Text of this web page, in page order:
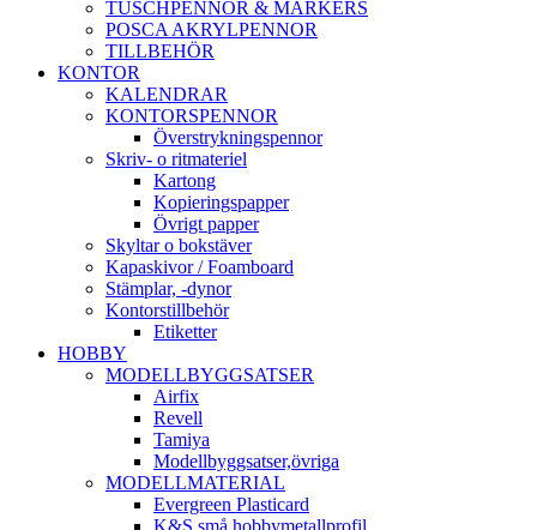
TUSCHPENNOR & MARKERS
POSCA AKRYLPENNOR
TILLBEHÖR
KONTOR
KALENDRAR
KONTORSPENNOR
Överstrykningspennor
Skriv- o ritmateriel
Kartong
Kopieringspapper
Övrigt papper
Skyltar o bokstäver
Kapaskivor / Foamboard
Stämplar, -dynor
Kontorstillbehör
Etiketter
HOBBY
MODELLBYGGSATSER
Airfix
Revell
Tamiya
Modellbyggsatser,övriga
MODELLMATERIAL
Evergreen Plasticard
K&S små hobbymetallprofil